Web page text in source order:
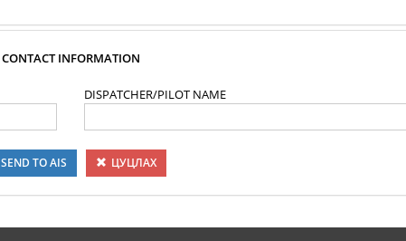
CONTACT INFORMATION
DISPATCHER/PILOT NAME
SEND TO AIS ЦУЦЛАХ